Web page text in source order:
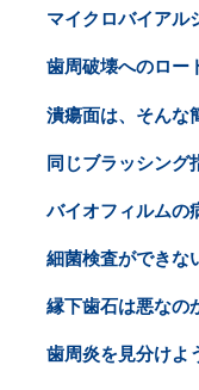
マイクロバイアル
歯周破壊へのロー
潰瘍面は、そんな
同じブラッシング
バイオフィルムの
細菌検査ができな
縁下歯石は悪なの
歯周炎を見分けよ